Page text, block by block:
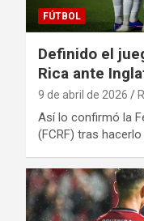
FÚTBOL
Definido el
Rica ante
9 de abril de 2026
Así lo confirmó la
(FCRF) tras